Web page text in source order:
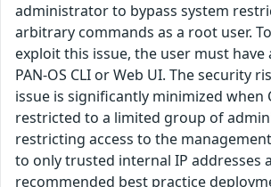
administrator to bypass system
arbitrary commands as a root user.
exploit this issue, the user must have
PAN-OS CLI or Web UI. The security
issue is significantly minimized when
restricted to a limited group of
restricting access to the
to only trusted internal IP addresses
recommended best practice